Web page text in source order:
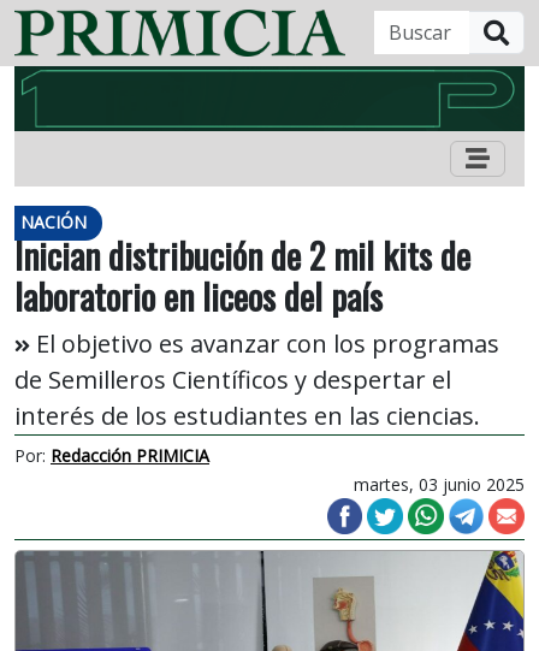
NACIÓN
Inician distribución de 2 mil kits de
laboratorio en liceos del país
El objetivo es avanzar con los programas
de Semilleros Científicos y despertar el
interés de los estudiantes en las ciencias.
Por: Redacción PRIMICIA
martes, 03 junio 2025